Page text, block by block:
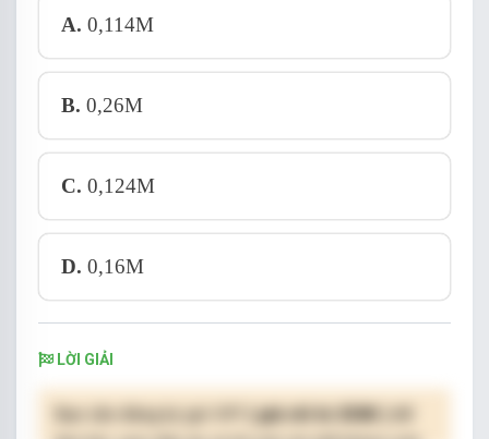
A. 0,114M
B. 0,26M
C. 0,124M
D. 0,16M
LỜI GIẢI
( giá chỉ từ 250K )